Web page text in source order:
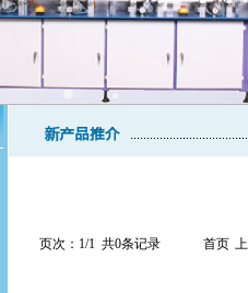
页次：1/1 共0条记录 首页